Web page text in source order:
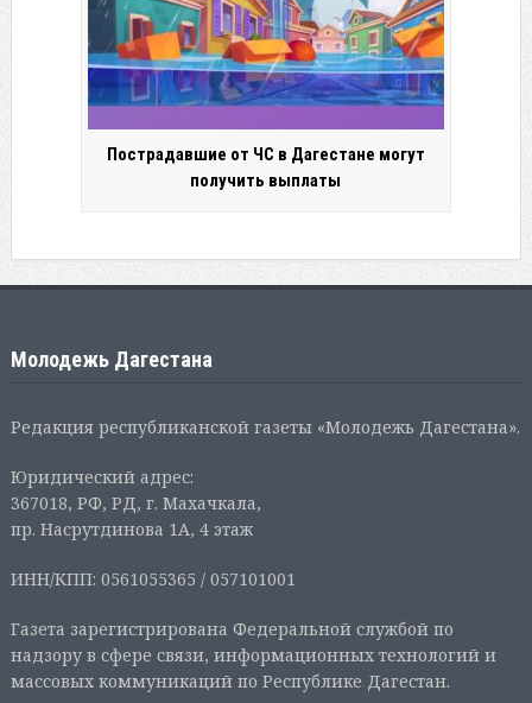
Пострадавшие от ЧС в Дагестане могут
получить выплаты
Молодежь Дагестана
Редакция республиканской газеты «Молодежь Дагестана».
Юридический адрес:
367018, РФ, РД, г. Махачкала,
пр. Насрутдинова 1А, 4 этаж
ИНН/КПП: 0561055365 / 057101001
Газета зарегистрирована Федеральной службой по
надзору в сфере связи, информационных технологий и
массовых коммуникаций по Республике Дагестан.